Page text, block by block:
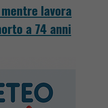
lavora
a 74 anni